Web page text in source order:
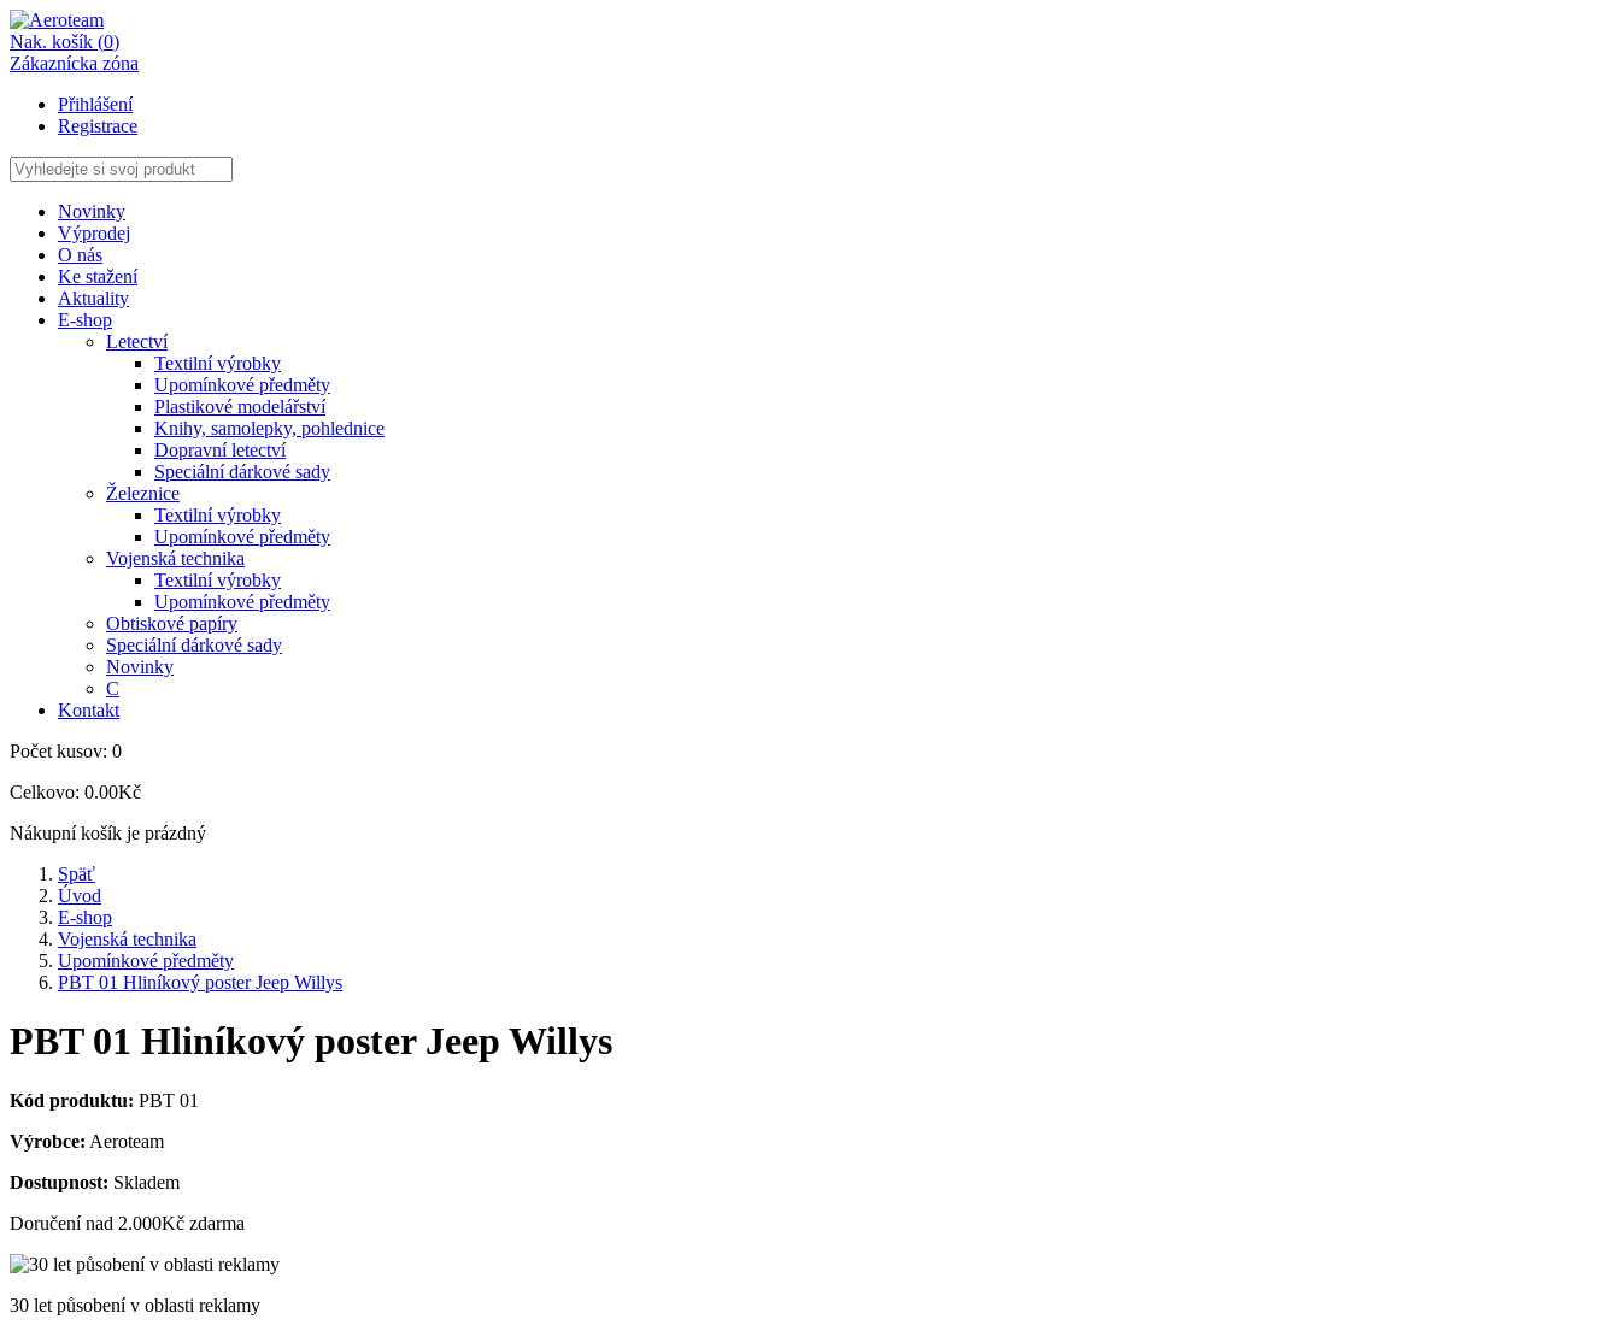
Nak. košík (0)
Zákaznícka zóna
Přihlášení
Registrace
Novinky
Výprodej
O nás
Ke stažení
Aktuality
E-shop
Letectví
Textilní výrobky
Upomínkové předměty
Plastikové modelářství
Knihy, samolepky, pohlednice
Dopravní letectví
Speciální dárkové sady
Železnice
Textilní výrobky
Upomínkové předměty
Vojenská technika
Textilní výrobky
Upomínkové předměty
Obtiskové papíry
Speciální dárkové sady
Novinky
C
Kontakt
Počet kusov: 0
Celkovo: 0.00Kč
Nákupní košík je prázdný
Späť
Úvod
E-shop
Vojenská technika
Upomínkové předměty
PBT 01 Hliníkový poster Jeep Willys
PBT 01 Hliníkový poster Jeep Willys
Kód produktu: PBT 01
Výrobce: Aeroteam
Dostupnost: Skladem
Doručení nad 2.000Kč zdarma
30 let působení v oblasti reklamy